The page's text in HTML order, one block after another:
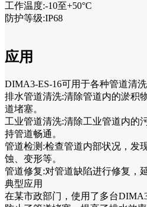
工作温度:-10至+50°C
防护等级:IP68
应用
DIMA3-ES-16可用于各种管道清
排水管道清洗:清除管道内的淤积
道堵塞。
工业管道清洗:清除工业管道内的
持管道畅通。
管道检测:检查管道内部状况，发
蚀、变形等。
管道修复:对管道缺陷进行修复，
典型应用
在某市政部门，使用了多台